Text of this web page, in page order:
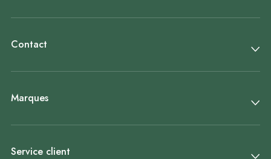
Contact
Marques
Service client